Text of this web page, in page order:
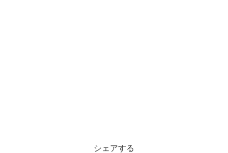
シェアする